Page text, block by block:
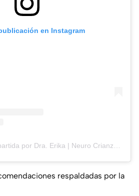
en Instagram
respaldadas por la